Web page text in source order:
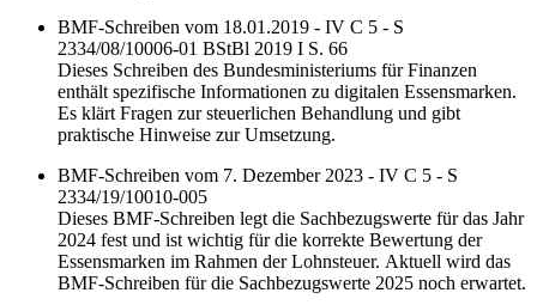
BMF-Schreiben vom 18.01.2019 - IV C 5 - S
2334/08/10006-01 BStBl 2019 I S. 66
Dieses Schreiben des Bundesministeriums für Finanzen
enthält spezifische Informationen zu digitalen Essensmarken.
Es klärt Fragen zur steuerlichen Behandlung und gibt
praktische Hinweise zur Umsetzung.
BMF-Schreiben vom 7. Dezember 2023 - IV C 5 - S
2334/19/10010-005
Dieses BMF-Schreiben legt die Sachbezugswerte für das Jahr
2024 fest und ist wichtig für die korrekte Bewertung der
Essensmarken im Rahmen der Lohnsteuer. Aktuell wird das
BMF-Schreiben für die Sachbezugswerte 2025 noch erwartet.